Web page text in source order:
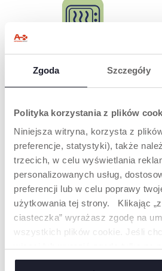
Zgoda Szczegóły
Polityka korzystania z plików
Niniejsza witryna, korzysta z
preferencje, statystyki), także
trzecich, w celu wyświetlania
personalizowanych usług,
preferencji lub w celu poprawy
użytkowania tej strony. Klikając
ciasteczka” wyrażasz zgodę na
wszystkich plików cookie. Jeśli
kliknij „Ustawienia”. Zamykając
W KUCHENCE
MIKROFALOWEJ
komfortu.
PRODUKTY,